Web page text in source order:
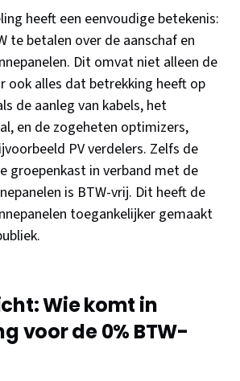
heeft een eenvoudige betekenis:
te betalen over de aanschaf en
Dit omvat niet alleen de
ook alles dat betrekking heeft op
de aanleg van kabels, het
en de zogeheten optimizers,
PV verdelers. Zelfs de
groepenkast in verband met de
is BTW-vrij. Dit heeft de
toegankelijker gemaakt
Wie komt in
voor de 0% BTW-